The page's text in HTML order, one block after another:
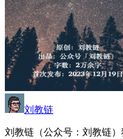
刘教链
刘教链（公众号：刘教链）